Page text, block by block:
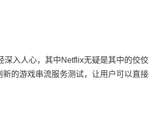
深入人心，其中Netflix无疑是其中的佼佼
的游戏串流服务测试，让用户可以直接